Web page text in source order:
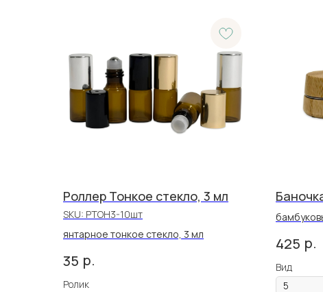
Роллер Тонкое стекло, 3 мл
SKU: РТОН3-10шт
янтарное тонкое стекло, 3 мл
35 р.
Ролик
425 р.
Вид